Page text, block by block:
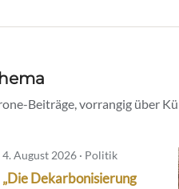
Beiträge, vorrangig über
4. August 2026 · Politik
„Die Dekarbonisierung